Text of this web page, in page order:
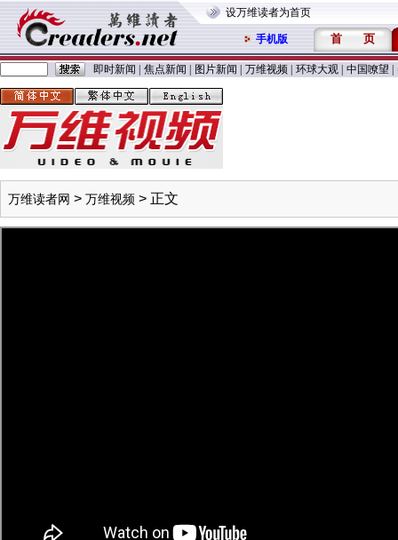
设万维读者为首页
手机版 首 页
即时新闻 焦点新闻 图片新闻 万维视频 环球大观 中国嘹望
万维读者网 > 万维视频 > 正文